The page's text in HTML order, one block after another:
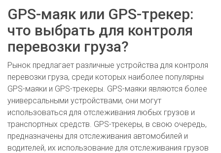
GPS-маяк или GPS-трекер:
что выбрать для контроля
перевозки груза?
Рынок предлагает различные устройства для контроля
перевозки груза, среди которых наиболее популярны
GPS-маяки и GPS-трекеры. GPS-маяки являются более
универсальными устройствами, они могут
использоваться для отслеживания любых грузов и
транспортных средств. GPS-трекеры, в свою очередь,
предназначены для отслеживания автомобилей и
водителей, их использование для отслеживания грузов